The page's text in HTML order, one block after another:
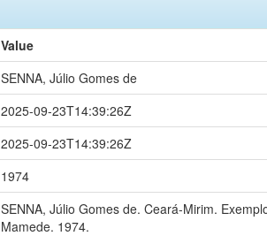
Value
SENNA, Júlio Gomes de
2025-09-23T14:39:26Z
2025-09-23T14:39:26Z
1974
SENNA, Júlio Gomes de. Ceará-Mirim.
Mamede. 1974.